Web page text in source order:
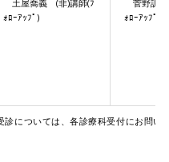
土屋喬義 (非)講師(ﾌ
ｫﾛｰｱｯﾌﾟ)
菅野訓
ｫﾛｰｱｯﾌﾟ)
診については、各診療科受付にお問い